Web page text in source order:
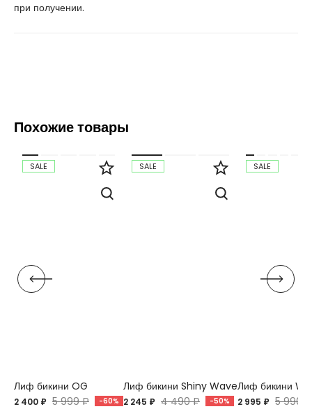
при получении.
Похожие товары
SALE
Лиф бикини OG
2 400 ₽ 5 999 ₽ -60%
SALE
Лиф бикини Shiny Wave
2 245 ₽ 4 490 ₽ -50%
SALE
Лиф бикини
2 995 ₽ 5 990 ₽